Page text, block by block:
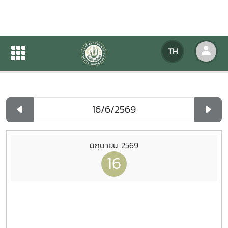
TH
ปฏิทินกิจกรรมของหน่วยงาน
ปฏิทินกิจกรรมของหน่วยงาน
มิถุนายน 2569
16